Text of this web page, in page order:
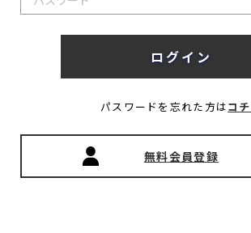
パスワードを忘れた方はコ
無料会員登録